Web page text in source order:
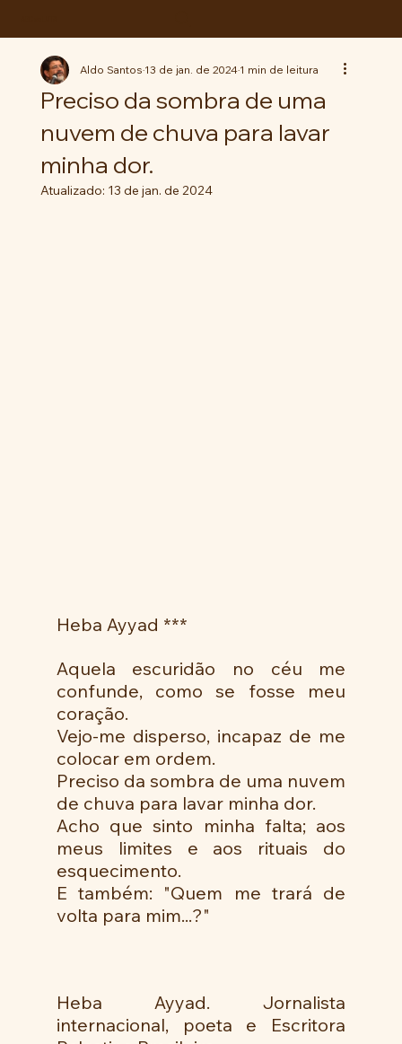
Preciso da sombra de uma
nuvem de chuva para lavar
minha dor.
Aldo Santos13 de jan. de 20241 min de leitura
Atualizado: 13 de jan. de 2024
Heba Ayyad ***
Aquela escuridão no céu me
confunde, como se fosse meu
coração.
Vejo-me disperso, incapaz de me
colocar em ordem.
Preciso da sombra de uma nuvem
de chuva para lavar minha dor.
Acho que sinto minha falta; aos
meus limites e aos rituais do
esquecimento.
E também: "Quem me trará de
volta para mim...?"
Heba Ayyad. Jornalista
internacional, poeta e Escritora